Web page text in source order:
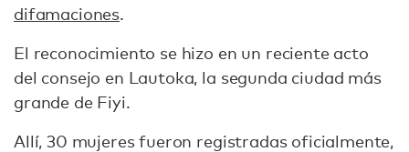
difamaciones.
El reconocimiento se hizo en un reciente acto
del consejo en Lautoka, la segunda ciudad más
grande de Fiyi.
Allí, 30 mujeres fueron registradas oficialmente,